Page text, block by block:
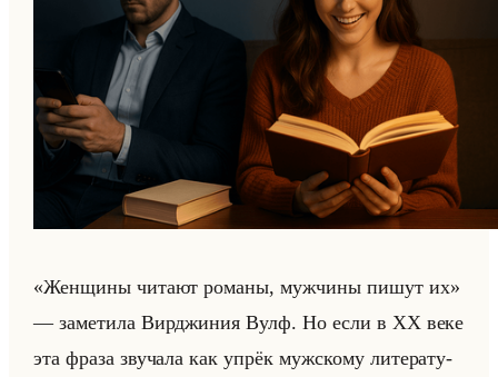
«Женщины читают романы, мужчины пишут их»
— за­ме­ти­ла Вир­джи­ния Вулф. Но если в XX веке
эта фраза зву­ча­ла как упрёк муж­ско­му ли­те­ра­ту­